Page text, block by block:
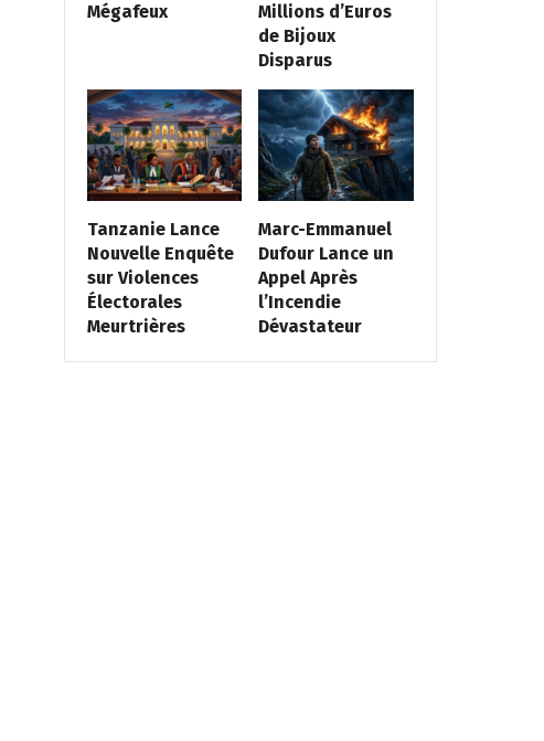
Mégafeux
Millions d’Euros
de Bijoux
Disparus
Tanzanie Lance
Nouvelle Enquête
sur Violences
Électorales
Meurtrières
Marc-Emmanuel
Dufour Lance un
Appel Après
l’Incendie
Dévastateur